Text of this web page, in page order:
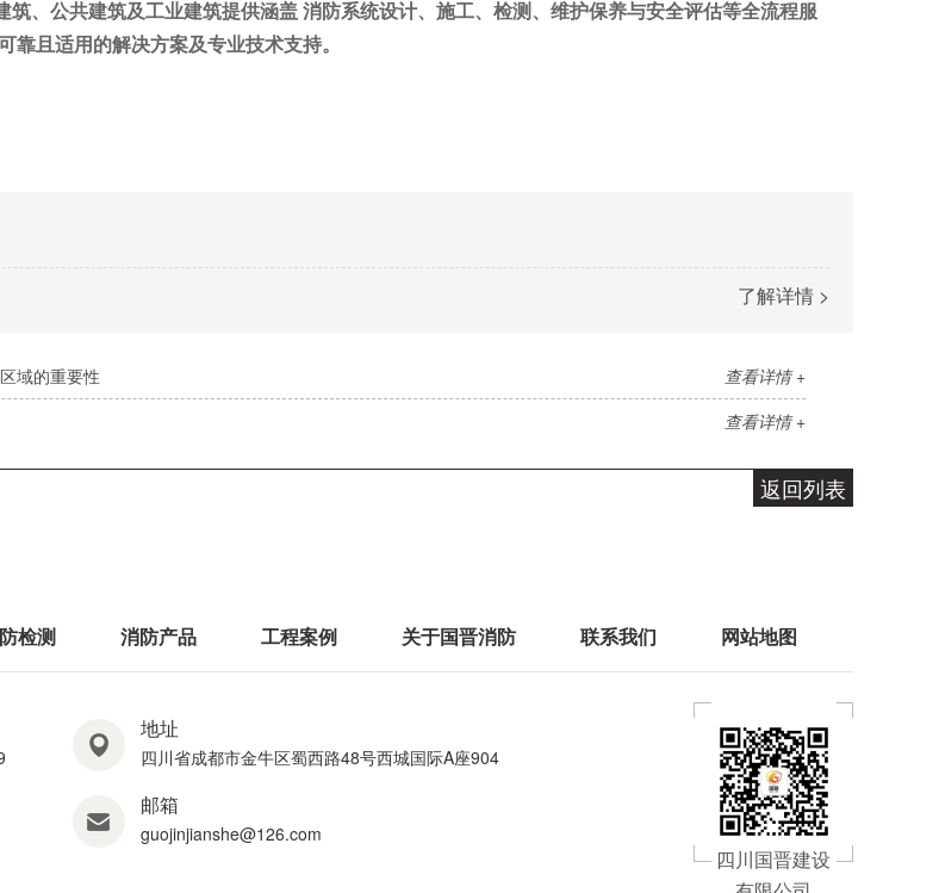
筑、公共建筑及工业建筑提供涵盖 消防系统设计、施工、检测、维护保养与安全评估等全流程服
靠且适用的解决方案及专业技术支持。
了解详情 >
查看详情 +
域的重要性
查看详情 +
返回列表
检测 消防产品 工程案例 关于国晋消防 联系我们 网站地图
地址
四川省成都市金牛区蜀西路48号西城国际A座904
邮箱
guojinjianshe@126.com
四川国晋建设